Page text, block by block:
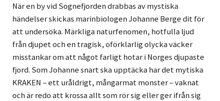
När en by vid Sognefjorden drabbas av mystiska
händelser skickas marinbiologen Johanne Berge dit för
att undersöka. Märkliga naturfenomen, hotfulla ljud
från djupet och en tragisk, oförklarlig olycka väcker
misstankar om att något farligt hotar i Norges djupaste
fjord. Som Johanne snart ska upptäcka har det mytiska
KRAKEN – ett uråldrigt, mångarmat monster – vaknat
och är redo att krossa allt som rör sig eller ger ifrån sig